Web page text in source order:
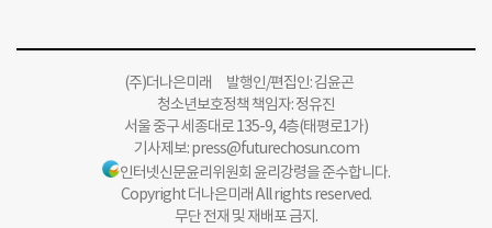
(주)더나은미래 발행인/편집인: 김윤곤
청소년보호정책 책임자: 정유진
서울 중구 세종대로 135-9, 4층(태평로1가)
기사제보:press@futurechosun.com
인터넷신문윤리위원회 윤리강령을 준수합니다.
Copyright 더나은미래 All rights reserved.
무단 전재 및 재배포 금지.